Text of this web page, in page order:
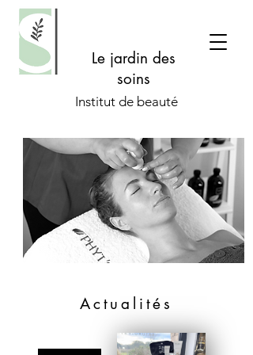
Le jardin des
soins
Institut de beauté
Actualités